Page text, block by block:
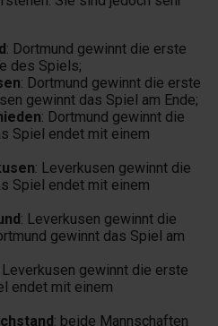
: Dortmund gewinnt die erste
des Spiels;
: Dortmund gewinnt die erste
gewinnt das Spiel am Ende;
: Dortmund gewinnt die
Spiel endet mit einem
: Leverkusen gewinnt die
Spiel endet mit einem
: Leverkusen gewinnt die
gewinnt das Spiel am
Leverkusen gewinnt die erste
endet mit einem
: beide Mannschaften